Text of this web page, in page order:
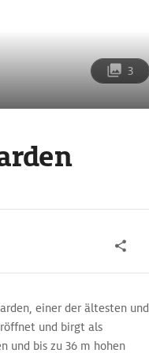
3
einer der ältesten und
und birgt als
und bis zu 36 m hohen